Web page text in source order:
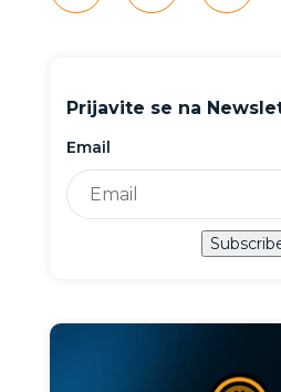
Prijavite se na
Email